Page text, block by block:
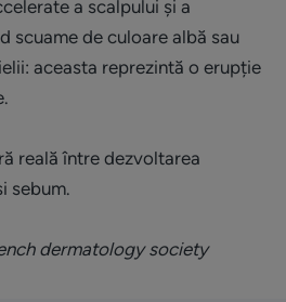
a scalpului și a
scuame de culoare albă sau
aceasta reprezintă o erupție
reală între dezvoltarea
sebum.
dermatology society